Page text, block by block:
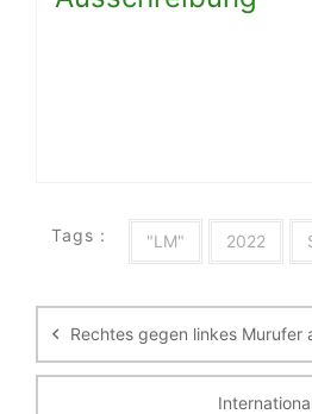
Tags : "LM" 2022
Rechtes gegen linkes Murufer